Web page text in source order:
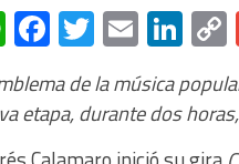
WhatsApp
Facebook
Twitter
Email
de la música
etapa, durante dos